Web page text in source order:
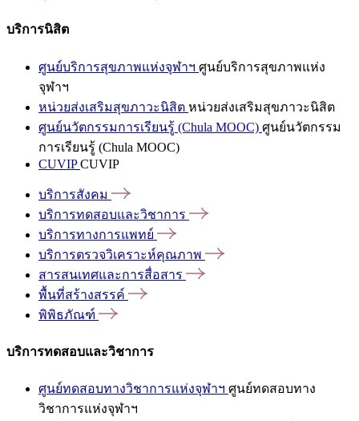
บริการนิสิต
ศูนย์บริการสุขภาพแห่งจุฬาฯ ศูนย์บริการสุขภาพแห่ง
จุฬาฯ
หน่วยส่งเสริมสุขภาวะนิสิต หน่วยส่งเสริมสุขภาวะนิสิต
ศูนย์นวัตกรรมการเรียนรู้ (Chula MOOC) ศูนย์นวัตกรรม
การเรียนรู้ (Chula MOOC)
CUVIPCUVIP
บริการสังคม
บริการทดสอบและวิชาการ
บริการทางการแพทย์
บริการตรวจวิเคราะห์คุณภาพ
สารสนเทศและการสื่อสาร
พื้นที่สร้างสรรค์
พิพิธภัณฑ์
บริการทดสอบและวิชาการ
ศูนย์ทดสอบทางวิชาการแห่งจุฬาฯ ศูนย์ทดสอบทาง
วิชาการแห่งจุฬาฯ